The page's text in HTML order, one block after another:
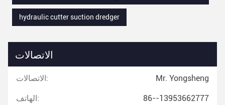
hydraulic cutter suction dredger
الاتصالات
الاتصالات: Mr. Yongsheng
الهاتف: 86--13953662777